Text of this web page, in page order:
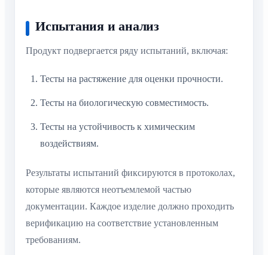
Испытания и анализ
Продукт подвергается ряду испытаний, включая:
Тесты на растяжение для оценки прочности.
Тесты на биологическую совместимость.
Тесты на устойчивость к химическим
воздействиям.
Результаты испытаний фиксируются в протоколах,
которые являются неотъемлемой частью
документации. Каждое изделие должно проходить
верификацию на соответствие установленным
требованиям.